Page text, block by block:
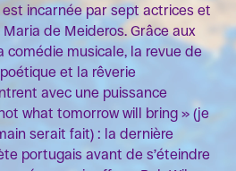
incarnée par sept actrices et
de Meideros. Grâce aux
comédie musicale, la revue de
et la rêverie
avec une puissance
what tomorrow will bring » (je
serait fait) : la dernière
portugais avant de s’éteindre